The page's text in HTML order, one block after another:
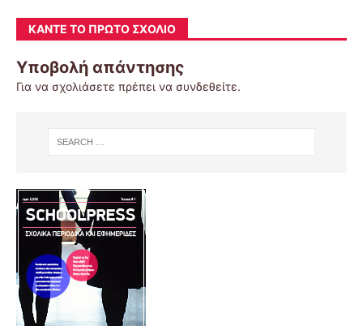
ΚΆΝΤΕ ΤΟ ΠΡΏΤΟ ΣΧΌΛΙΟ
Υποβολή απάντησης
Για να σχολιάσετε πρέπει να συνδεθείτε.